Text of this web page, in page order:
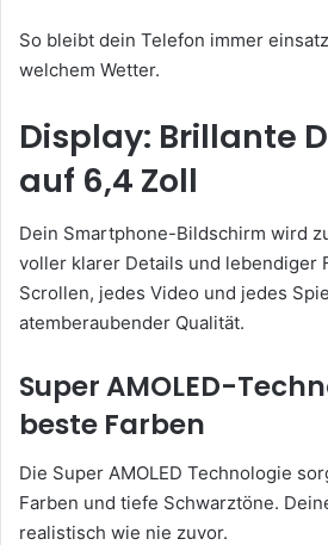
So bleibt dein Telefon immer
welchem Wetter.
Display: Brillante
auf 6,4 Zoll
Dein Smartphone-Bildschirm wird
voller klarer Details und lebendiger
Scrollen, jedes Video und jedes
atemberaubender Qualität.
Super AMOLED-
beste Farben
Die Super AMOLED Technologie
Farben und tiefe Schwarztöne.
realistisch wie nie zuvor.